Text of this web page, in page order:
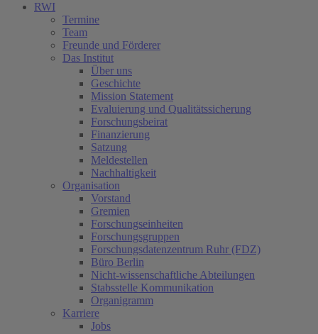
RWI
Termine
Team
Freunde und Förderer
Das Institut
Über uns
Geschichte
Mission Statement
Evaluierung und Qualitätssicherung
Forschungsbeirat
Finanzierung
Satzung
Meldestellen
Nachhaltigkeit
Organisation
Vorstand
Gremien
Forschungseinheiten
Forschungsgruppen
Forschungsdatenzentrum Ruhr (FDZ)
Büro Berlin
Nicht-wissenschaftliche Abteilungen
Stabsstelle Kommunikation
Organigramm
Karriere
Jobs